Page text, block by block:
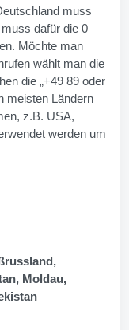
muss
dafür die 0
Möchte man
wählt man die
die „+49 89 oder
meisten Ländern
z.B. USA,
werden um
Moldau,